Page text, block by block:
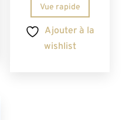
Vue rapide
Ajouter à la
wishlist